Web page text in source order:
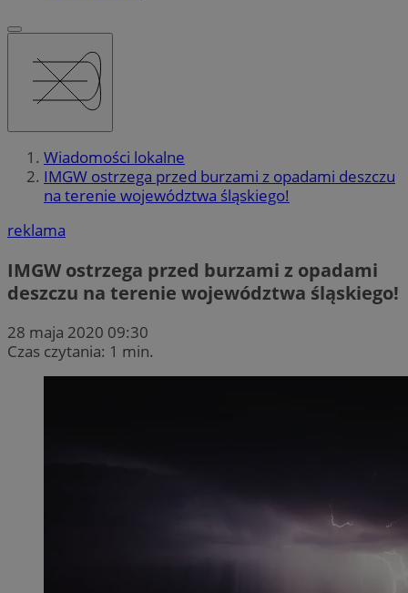
Wiadomości lokalne
IMGW ostrzega przed burzami z opadami deszczu
na terenie województwa śląskiego!
reklama
IMGW ostrzega przed burzami z opadami
deszczu na terenie województwa śląskiego!
28 maja 2020 09:30
Czas czytania: 1 min.